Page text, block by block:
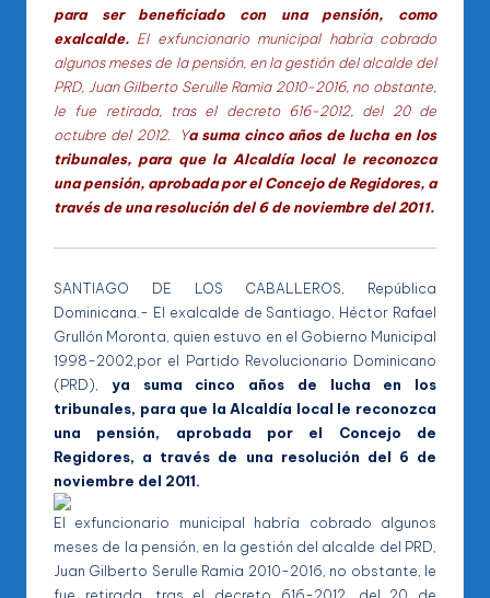
para ser beneficiado con una pensión, como
exalcalde. El exfuncionario municipal habría cobrado
algunos meses de la pensión, en la gestión del alcalde del
PRD, Juan Gilberto Serulle Ramia 2010-2016, no obstante,
le fue retirada, tras el decreto 616-2012, del 20 de
octubre del 2012. Ya suma cinco años de lucha en los
tribunales, para que la Alcaldía local le reconozca
una pensión, aprobada por el Concejo de Regidores, a
través de una resolución del 6 de noviembre del 2011.
SANTIAGO DE LOS CABALLEROS, República
Dominicana.- El exalcalde de Santiago, Héctor Rafael
Grullón Moronta, quien estuvo en el Gobierno Municipal
1998-2002,por el Partido Revolucionario Dominicano
(PRD), ya suma cinco años de lucha en los
tribunales, para que la Alcaldía local le reconozca
una pensión, aprobada por el Concejo de
Regidores, a través de una resolución del 6 de
noviembre del 2011.
El exfuncionario municipal habría cobrado algunos
meses de la pensión, en la gestión del alcalde del PRD,
Juan Gilberto Serulle Ramia 2010-2016, no obstante, le